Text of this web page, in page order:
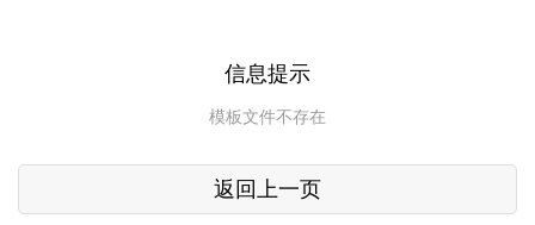
信息提示
模板文件不存在
返回上一页